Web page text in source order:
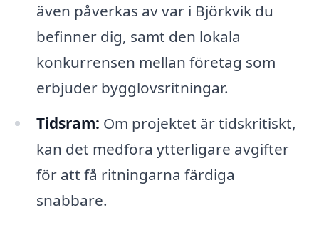
även påverkas av var i Björkvik du
befinner dig, samt den lokala
konkurrensen mellan företag som
erbjuder bygglovsritningar.
Tidsram: Om projektet är tidskritiskt,
kan det medföra ytterligare avgifter
för att få ritningarna färdiga
snabbare.